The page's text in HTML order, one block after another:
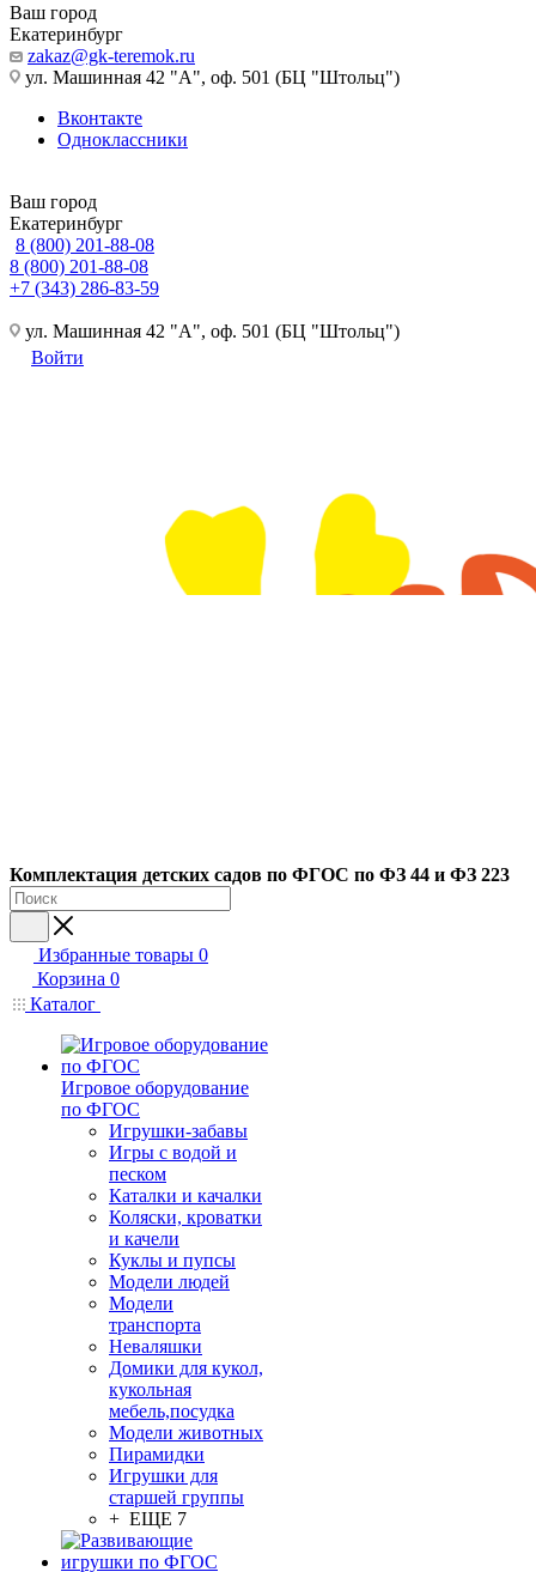
Ваш город
Екатеринбург
zakaz@gk-teremok.ru
ул. Машинная 42 "А", оф. 501 (БЦ "Штольц")
Вконтакте
Одноклассники
Ваш город
Екатеринбург
8 (800) 201-88-08
8 (800) 201-88-08
+7 (343) 286-83-59
ул. Машинная 42 "А", оф. 501 (БЦ "Штольц")
Войти
Комплектация детских садов по ФГОC по ФЗ 44 и ФЗ 223
Избранные товары 0
Корзина 0
Каталог
Игровое оборудование
по ФГОС
Игрушки-забавы
Игры с водой и
песком
Каталки и качалки
Коляски, кроватки
и качели
Куклы и пупсы
Модели людей
Модели
транспорта
Неваляшки
Домики для кукол,
кукольная
мебель,посудка
Модели животных
Пирамидки
Игрушки для
старшей группы
+ ЕЩЕ 7